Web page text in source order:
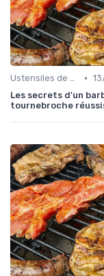
Ustensiles de Barbecue •
Les secrets d'un
tournebroche